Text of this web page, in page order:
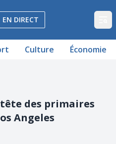
Vaud et Fribourg
EN DIRECT
Culture Économie
des primaires
Angeles